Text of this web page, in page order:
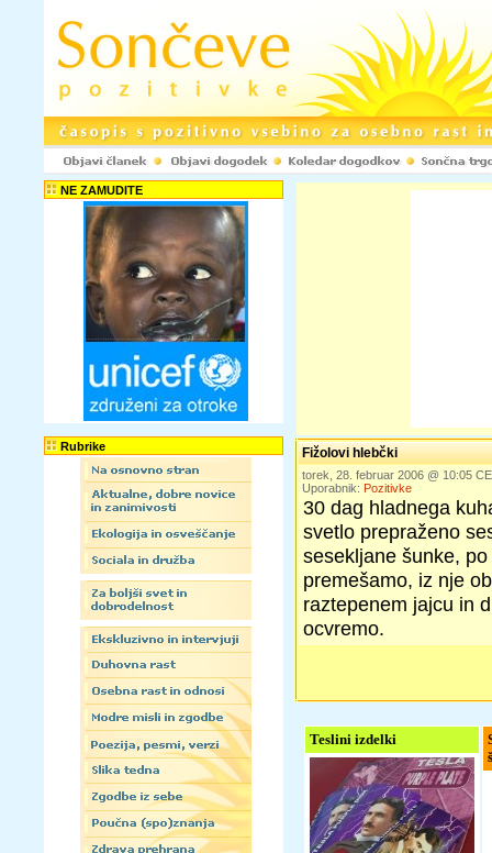
NE ZAMUDITE
Rubrike Fižolovi hlebčki
torek, 28. februar 2006 @ 10:05
Uporabnik: Pozitivke
30 dag hladnega
svetlo prepraženo
sesekljane šunke,
premešamo, iz nje
raztepenem jajcu in
ocvremo.
Teslini izdelki